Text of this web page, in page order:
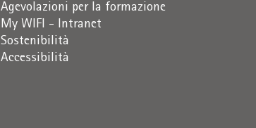
Agevolazioni per la formazione
My WIFI - Intranet
Sostenibilità
Accessibilità